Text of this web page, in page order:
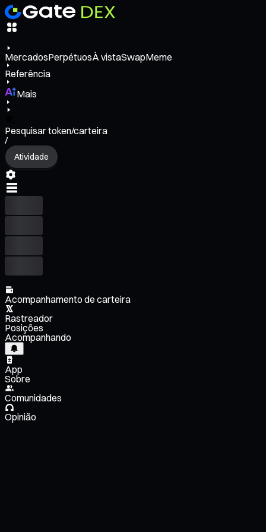
MercadosPerpétuosÀ vistaSwapMeme
Referência
Mais
Pesquisar token/carteira
/
Atividade
Acompanhamento de carteira
Rastreador
Posições
Acompanhando
App
Sobre
Comunidades
Opinião